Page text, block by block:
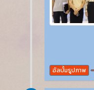
อัลบั้มรูปภาพ